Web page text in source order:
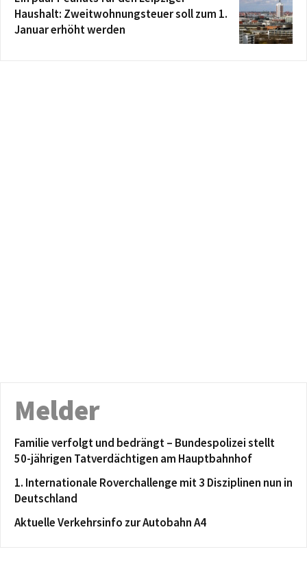
Haushalt: Zweitwohnungsteuer soll zum 1.
Januar erhöht werden
Melder
Familie verfolgt und bedrängt – Bundespolizei stellt
50-jährigen Tatverdächtigen am Hauptbahnhof
1. Internationale Roverchallenge mit 3 Disziplinen nun in
Deutschland
Aktuelle Verkehrsinfo zur Autobahn A4